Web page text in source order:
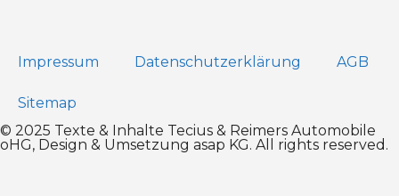
Impressum Datenschutz­erklärung AGB
Sitemap
© 2025 Texte & Inhalte Tecius & Reimers Automobile
oHG, Design & Umsetzung asap KG. All rights reserved.